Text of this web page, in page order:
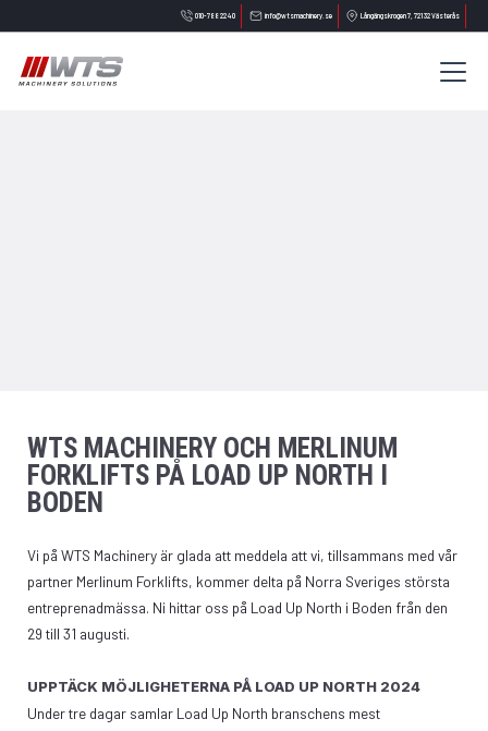
010-788 22 40 info@wtsmachinery.se Långängskrogen 7, 721 32 Västerås
WTS MACHINERY OCH MERLINUM
FORKLIFTS PÅ LOAD UP NORTH I
BODEN
Vi på WTS Machinery är glada att meddela att vi, tillsammans med vår
partner Merlinum Forklifts, kommer delta på Norra Sveriges största
entreprenadmässa. Ni hittar oss på Load Up North i Boden från den
29 till 31 augusti.
UPPTÄCK MÖJLIGHETERNA PÅ LOAD UP NORTH 2024
Under tre dagar samlar Load Up North branschens mest